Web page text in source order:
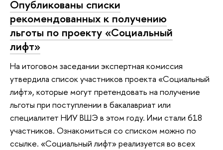
Опубликованы списки
рекомендованных к получению
льготы по проекту «Социальный
лифт»
На итоговом заседании экспертная комиссия
утвердила список участников проекта «Социальный
лифт», которые могут претендовать на получение
льготы при поступлении в бакалавриат или
специалитет НИУ ВШЭ в этом году. Ими стали 618
участников. Ознакомиться со списком можно по
ссылке. «Социальный лифт» реализуется во всех